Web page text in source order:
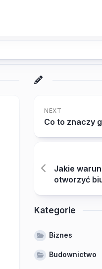
NEXT
Co to znaczy
Jakie
otworzyć
Kategorie
Biznes
Budownictwo